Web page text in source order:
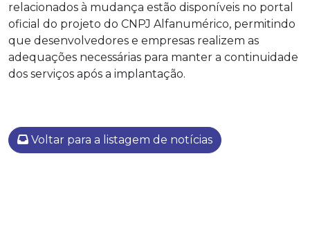
relacionados à mudança estão disponíveis no portal
oficial do projeto do CNPJ Alfanumérico, permitindo
que desenvolvedores e empresas realizem as
adequações necessárias para manter a continuidade
dos serviços após a implantação.
Voltar para a listagem de notícias